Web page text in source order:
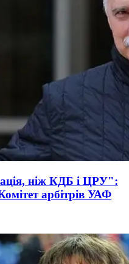
ніж КДБ і ЦРУ":
арбітрів УАФ